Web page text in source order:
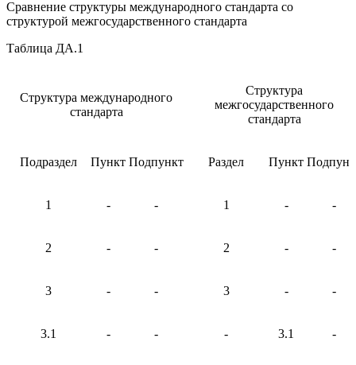
Сравнение структуры международного стандарта со
структурой межгосударственного стандарта
Таблица ДА.1
Структура международного
стандарта
Структура
межгосударственного
стандарта
Подраздел Пункт Подпункт Раздел Пункт
1 - - 1 - -
2 - - 2 - -
3 - - 3 - -
3.1 - - - 3.1 -